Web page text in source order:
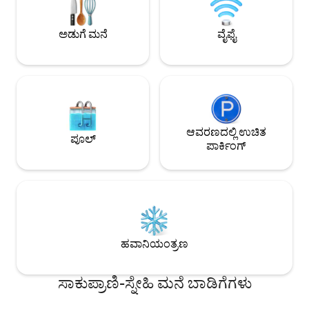
ಪ್ರೀತಿಯಲ್ಲಿ ಬನ್ನಿ!!! ಚೆಕ್-ಇನ್ ಮಧ್ಯಾಹ್ನ 3 ಗಂಟೆ,
ಚೆಕ್-ಔಟ್ 11 ಗಂಟೆ
ಚಲನಚಿತ್ರ ಮಂದಿರ
ಅಡುಗೆ ಮನೆ ವೈಫೈ
ಪೂಲ್
ಆವರಣದಲ್ಲಿ ಉಚಿತ
ಪಾರ್ಕಿಂಗ್
ಹವಾನಿಯಂತ್ರಣ
ಸಾಕುಪ್ರಾಣಿ-ಸ್ನೇಹಿ ಮನೆ ಬಾಡಿಗೆಗಳು